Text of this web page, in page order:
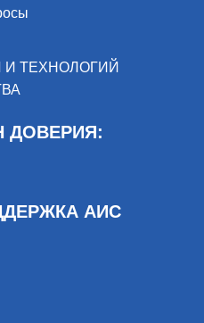
И ТЕХНОЛОГИЙ
ДОВЕРИЯ:
АИС